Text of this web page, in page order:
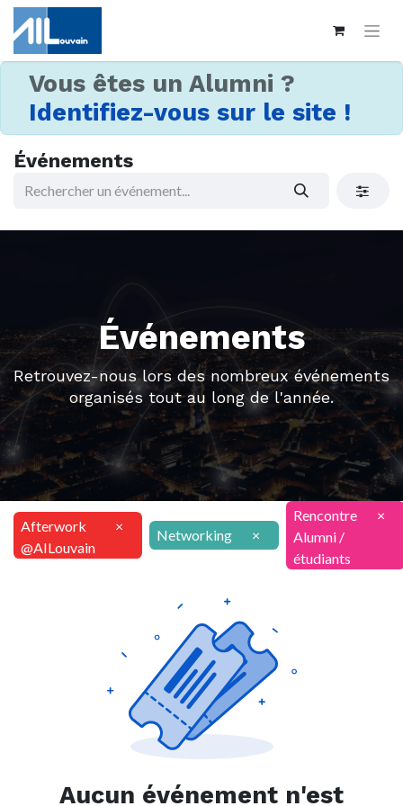
Vous êtes un Alumni ?
Identifiez-vous sur le site !
Événements
Événements
Retrouvez-nous lors des nombreux événements
organisés tout au long de l'année.
Afterwork
@AILouvain
×
Networking ×
Rencontre
Alumni /
étudiants
×
Aucun événement n'est